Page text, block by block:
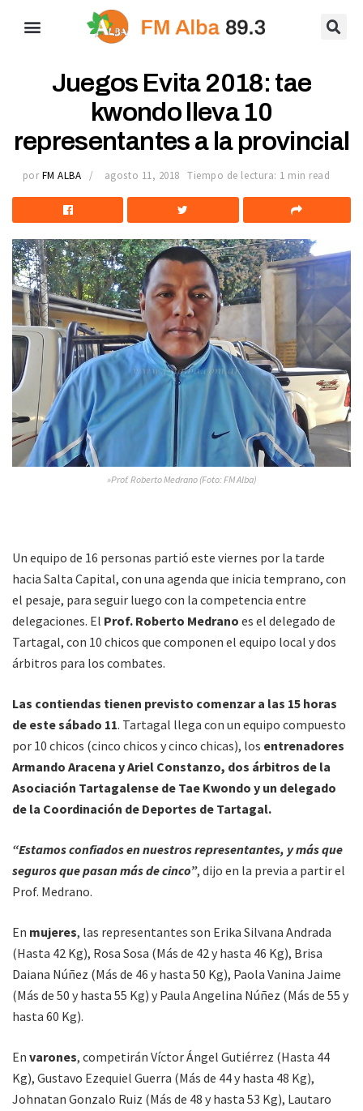
Juegos Evita 2018: tae
kwondo lleva 10
representantes a la provincial
por FM ALBA agosto 11, 2018 Tiempo de lectura: 1 min read
»Prof. Roberto Medrano (Foto: FM Alba)
Un equipo de 16 personas partió este viernes por la tarde
hacia Salta Capital, con una agenda que inicia temprano, con
el pesaje, para seguir luego con la competencia entre
delegaciones. El Prof. Roberto Medrano es el delegado de
Tartagal, con 10 chicos que componen el equipo local y dos
árbitros para los combates.
Las contiendas tienen previsto comenzar a las 15 horas
de este sábado 11. Tartagal llega con un equipo compuesto
por 10 chicos (cinco chicos y cinco chicas), los entrenadores
Armando Aracena y Ariel Constanzo, dos árbitros de la
Asociación Tartagalense de Tae Kwondo y un delegado
de la Coordinación de Deportes de Tartagal.
“Estamos confiados en nuestros representantes, y más que
seguros que pasan más de cinco”, dijo en la previa a partir el
Prof. Medrano.
En mujeres, las representantes son Erika Silvana Andrada
(Hasta 42 Kg), Rosa Sosa (Más de 42 y hasta 46 Kg), Brisa
Daiana Núñez (Más de 46 y hasta 50 Kg), Paola Vanina Jaime
(Más de 50 y hasta 55 Kg) y Paula Angelina Núñez (Más de 55 y
hasta 60 Kg).
En varones, competirán Víctor Ángel Gutiérrez (Hasta 44
Kg), Gustavo Ezequiel Guerra (Más de 44 y hasta 48 Kg),
Johnatan Gonzalo Ruiz (Más de 48 y hasta 53 Kg), Lautaro